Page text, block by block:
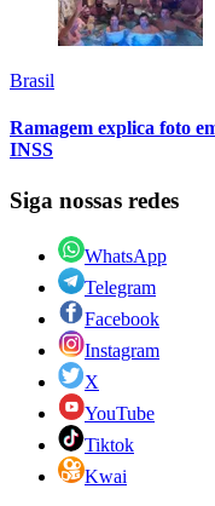
Brasil
Ramagem explica foto
INSS
Siga nossas redes
WhatsApp
Telegram
Facebook
Instagram
X
YouTube
Tiktok
Kwai